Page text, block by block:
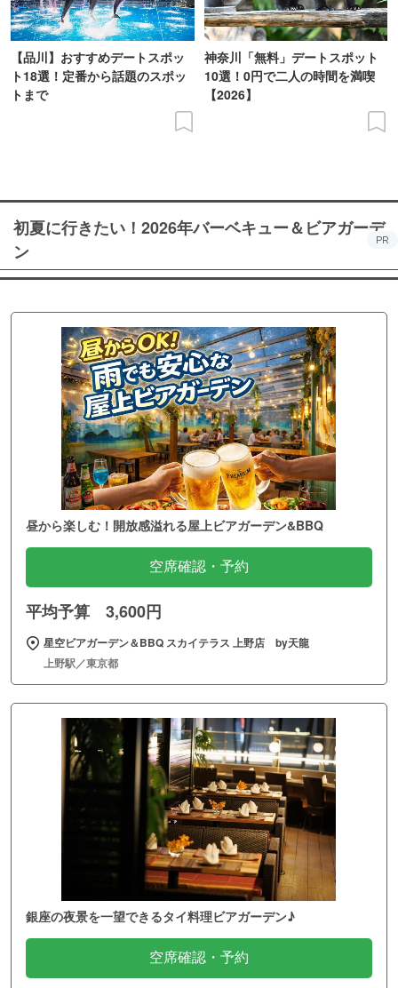
【品川】おすすめデートスポッ
ト18選！定番から話題のスポッ
トまで
神奈川「無料」デートスポット
10選！0円で二人の時間を満喫
【2026】
初夏に行きたい！2026年バーベキュー＆ビアガーデ
ン
PR
昼から楽しむ！開放感溢れる屋上ビアガーデン&BBQ
空席確認・予約
平均予算 3,600円
星空ビアガーデン＆BBQ スカイテラス 上野店 by天龍
上野駅／東京都
銀座の夜景を一望できるタイ料理ビアガーデン♪
空席確認・予約